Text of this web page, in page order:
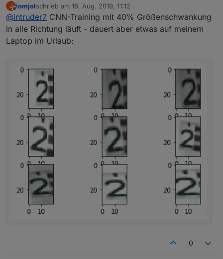
und hier die Einzelbilder
J
Offline
jomjolschrieb am 18. Aug. 2019, 11:12
zuletzt editiert von
@intruder7 CNN-Training mit 40% Größenschwankung
in alle Richtung läuft - dauert aber etwas auf meinem
Laptop im Urlaub:
0